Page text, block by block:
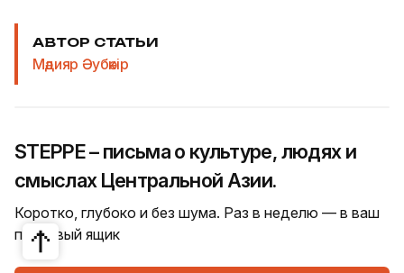
АВТОР СТАТЬИ
Мәдияр Әубәкір
STEPPE – письма о культуре, людях и
смыслах Центральной Азии.
Коротко, глубоко и без шума. Раз в неделю — в ваш
почтовый ящик